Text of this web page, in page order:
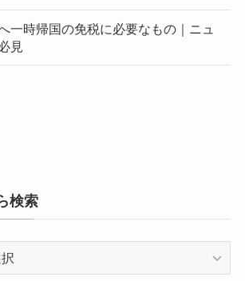
一時帰国の免税に必要なもの｜ニュ
見
検索